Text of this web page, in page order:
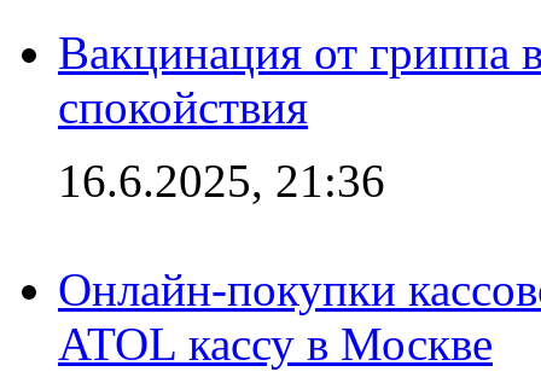
Вакцинация от гриппа
спокойствия
16.6.2025, 21:36
Онлайн-покупки
ATOL кассу в Москве